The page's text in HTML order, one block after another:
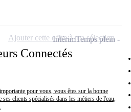
Connectés
pour vous, vous êtes sur la bonne
clients spécialisés dans les métiers de l'eau,
IntérimTemps plein
Ajouter cette offre à ma sélection